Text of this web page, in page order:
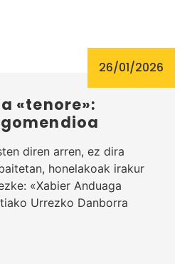
26/01/2026
«tenore»:
diren arren, ez dira
honelakoak irakur
«Xabier Anduaga
Urrezko Danborra